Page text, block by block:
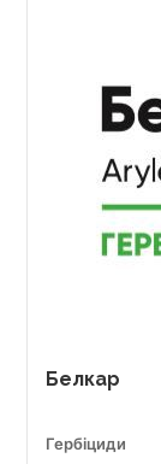
Белкар
Гербіциди